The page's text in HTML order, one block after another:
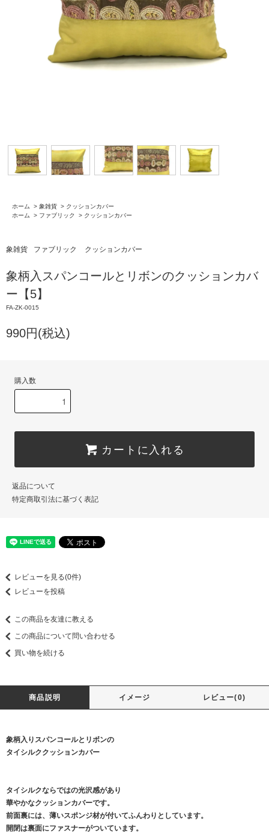
ホーム > 象雑貨 > クッションカバー
ホーム
> ファブリック > クッションカバー
象雑貨 ファブリック クッションカバー
象柄入スパンコールとリボンのクッションカバ
ー【5】
FA-ZK-0015
990円(税込)
購入数
カートに入れる
返品について
特定商取引法に基づく表記
レビューを見る(0件)
レビューを投稿
この商品を友達に教える
この商品について問い合わせる
買い物を続ける
商品説明 イメージ レビュー(0)
象柄入りスパンコールとリボンの
タイシルククッションカバー
タイシルクならではの光沢感があり
華やかなクッションカバーです。
前面裏には、薄いスポンジ材が付いてふんわりとしています。
開閉は裏面にファスナーがついています。